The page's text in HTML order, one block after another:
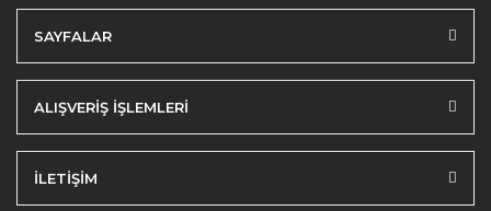
SAYFALAR
ALIŞVERİŞ İŞLEMLERİ
İLETİŞİM